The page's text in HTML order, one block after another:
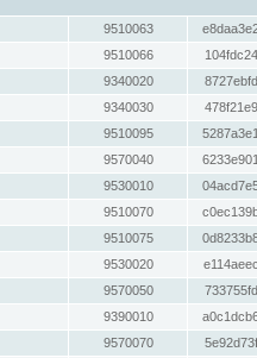
9510063
9510066
9340020
9340030
9510095
9570040
9530010
9510070
9510075
9530020
9570050
9390010
9570070